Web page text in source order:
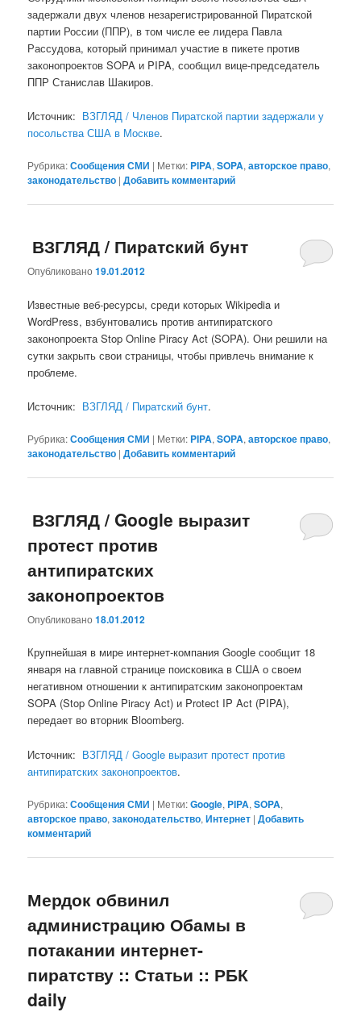
задержали двух членов незарегистрированной Пиратской
партии России (ППР), в том числе ее лидера Павла
Рассудова, который принимал участие в пикете против
законопроектов SOPA и PIPA, сообщил вице-председатель
ППР Станислав Шакиров.
Источник: ВЗГЛЯД / Членов Пиратской партии задержали у
посольства США в Москве.
Рубрика:Сообщения СМИ | Метки: PIPA,SOPA,авторское право,
законодательство |Добавить комментарий
ВЗГЛЯД / Пиратский бунт
Опубликовано19.01.2012
Известные веб-ресурсы, среди которых Wikipedia и
WordPress, взбунтовались против антипиратского
законопроекта Stop Online Piracy Act (SOPA). Они решили на
сутки закрыть свои страницы, чтобы привлечь внимание к
проблеме.
Источник: ВЗГЛЯД / Пиратский бунт.
Рубрика:Сообщения СМИ | Метки: PIPA,SOPA,авторское право,
законодательство |Добавить комментарий
ВЗГЛЯД / Google выразит
протест против
антипиратских
законопроектов
Опубликовано18.01.2012
Крупнейшая в мире интернет-компания Google сообщит 18
января на главной странице поисковика в США о своем
негативном отношении к антипиратским законопроектам
SOPA (Stop Online Piracy Act) и Protect IP Act (PIPA),
передает во вторник Bloomberg.
Источник: ВЗГЛЯД / Google выразит протест против
антипиратских законопроектов.
Рубрика:Сообщения СМИ | Метки:Google, PIPA,SOPA,
авторское право,законодательство,Интернет |Добавить
комментарий
Мердок обвинил
администрацию Обамы в
потакании интернет-
пиратству :: Статьи :: РБК
daily